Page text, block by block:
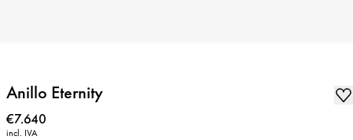
Anillo Eternity
Precio:
€7.640
incl. IVA